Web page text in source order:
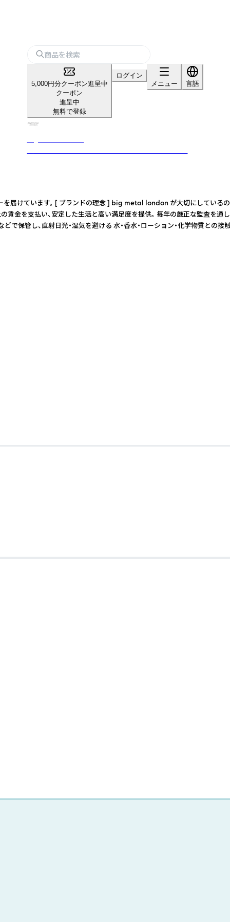
5,000円分クーポン進呈中
クーポン
進呈中
無料で登録
ログイン
メニュー
言語
ています。 [ ブランドの理念 ] big metal london が大切にしてい
払い、安定した生活と高い満足度を提供。 毎年の厳正な監査を
し、直射日光・湿気を避ける 水・香水・ローション・化学物質との接